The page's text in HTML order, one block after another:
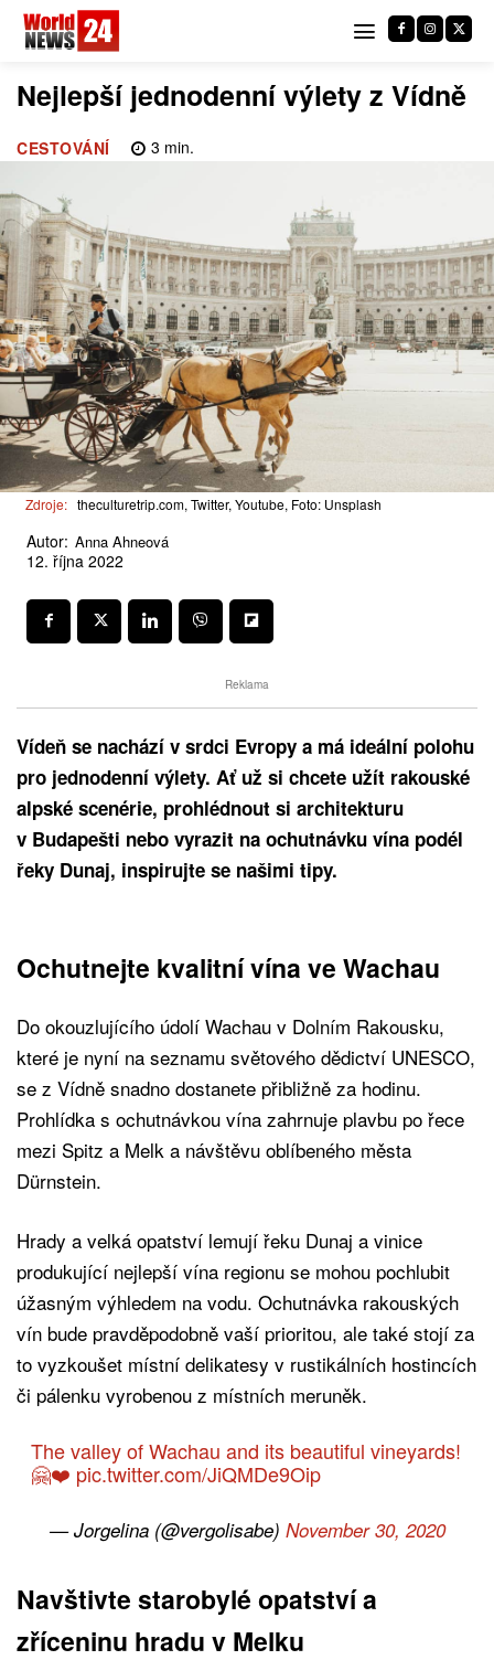
Nejlepší jednodenní výlety z Vídně
CESTOVÁNÍ 3 min.
Zdroje: theculturetrip.com, Twitter, Youtube, Foto: Unsplash
Autor: Anna Ahneová
12. října 2022
Reklama
Vídeň se nachází v srdci Evropy a má ideální polohu
pro jednodenní výlety. Ať už si chcete užít rakouské
alpské scenérie, prohlédnout si architekturu
v Budapešti nebo vyrazit na ochutnávku vína podél
řeky Dunaj, inspirujte se našimi tipy.
Ochutnejte kvalitní vína ve Wachau
Do okouzlujícího údolí Wachau v Dolním Rakousku,
které je nyní na seznamu světového dědictví UNESCO,
se z Vídně snadno dostanete přibližně za hodinu.
Prohlídka s ochutnávkou vína zahrnuje plavbu po řece
mezi Spitz a Melk a návštěvu oblíbeného města
Dürnstein.
Hrady a velká opatství lemují řeku Dunaj a vinice
produkující nejlepší vína regionu se mohou pochlubit
úžasným výhledem na vodu. Ochutnávka rakouských
vín bude pravděpodobně vaší prioritou, ale také stojí za
to vyzkoušet místní delikatesy v rustikálních hostincích
či pálenku vyrobenou z místních meruněk.
The valley of Wachau and its beautiful vineyards!
🤗❤️ pic.twitter.com/JiQMDe9Oip
— Jorgelina (@vergolisabe) November 30, 2020
Navštivte starobylé opatství a
zříceninu hradu v Melku